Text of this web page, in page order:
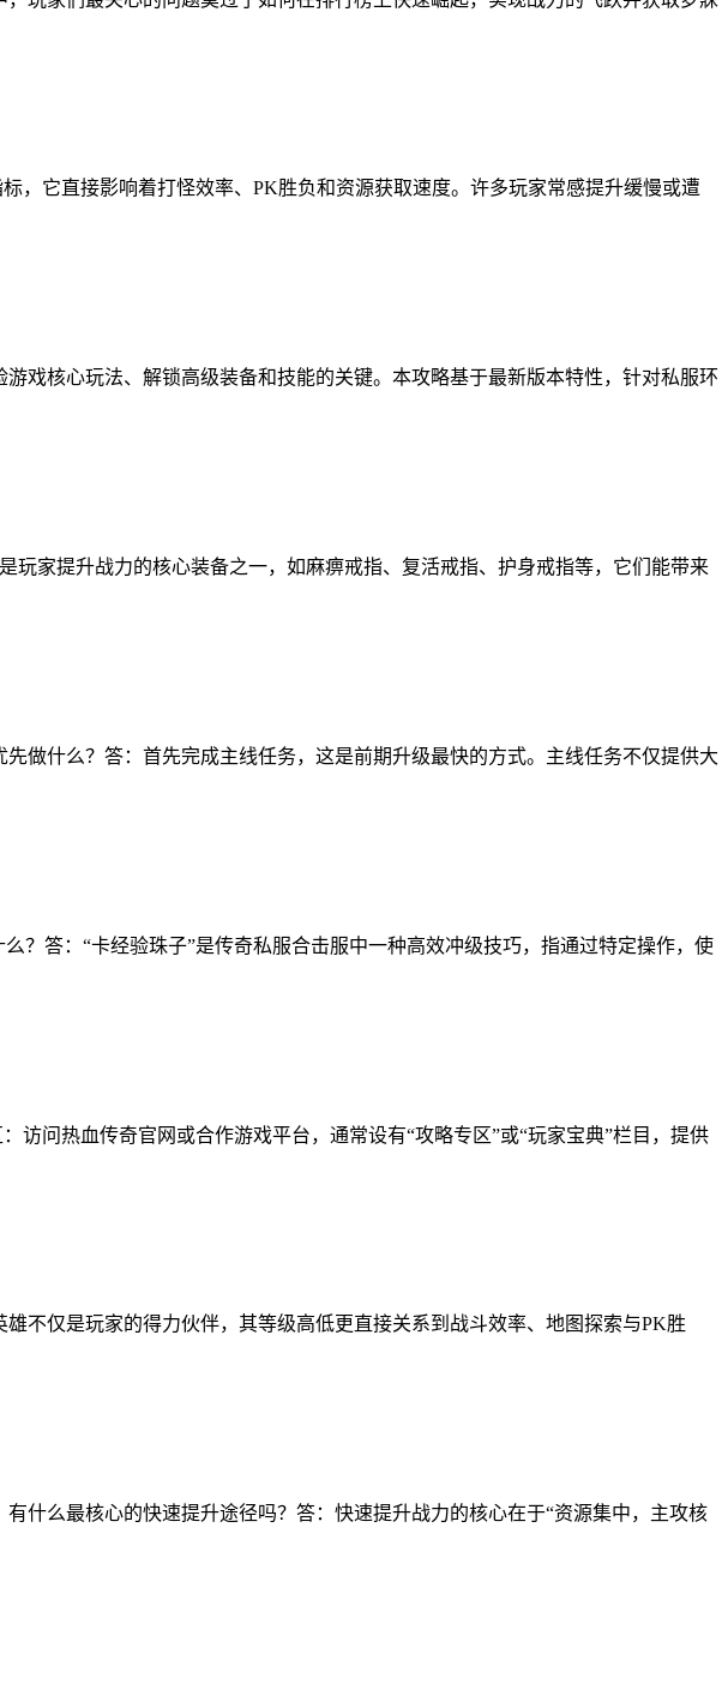
，它直接影响着打怪效率、PK胜负和资源获取速度。许多玩家常感提升缓慢或遭
戏核心玩法、解锁高级装备和技能的关键。本攻略基于最新版本特性，针对私服环
玩家提升战力的核心装备之一，如麻痹戒指、复活戒指、护身戒指等，它们能带来
做什么？答：首先完成主线任务，这是前期升级最快的方式。主线任务不仅提供大
？答：“卡经验珠子”是传奇私服合击服中一种高效冲级技巧，指通过特定操作，使
访问热血传奇官网或合作游戏平台，通常设有“攻略专区”或“玩家宝典”栏目，提供
不仅是玩家的得力伙伴，其等级高低更直接关系到战斗效率、地图探索与PK胜
什么最核心的快速提升途径吗？答：快速提升战力的核心在于“资源集中，主攻核